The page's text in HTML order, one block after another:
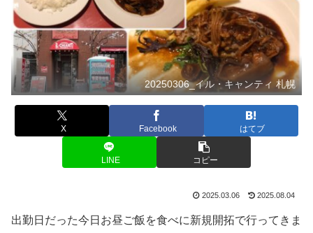
20250306_イル・キャンティ 札幌
X Facebook はてブ
LINE コピー
2025.03.06 2025.08.04
出勤日だった今日お昼ご飯を食べに新規開拓で行ってきま